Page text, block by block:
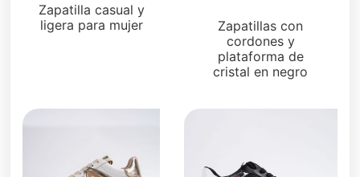
Zapatilla casual y
ligera para mujer
Zapatillas con
cordones y
plataforma de
cristal en negro